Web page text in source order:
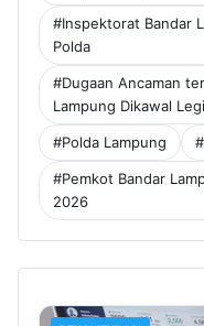
7 hari
TAG POPULER
#PWI Lampung